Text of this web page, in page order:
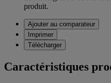
produit.
Ajouter au comparateur
Imprimer
Télécharger
Caractéristiques